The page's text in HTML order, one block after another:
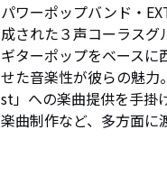
パワーポップバンド・
成された３声コーラスグ
ギターポップをベースに
せた音楽性が彼らの魅力
st」への楽曲提供を手掛
楽曲制作など、多方面に